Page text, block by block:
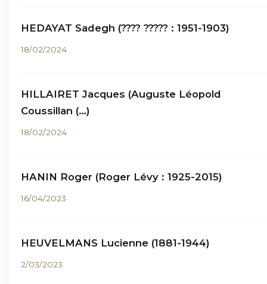
HEDAYAT Sadegh (???? ????? : 1951-1903)
18/02/2024
HILLAIRET Jacques (Auguste Léopold
Coussillan (…)
18/02/2024
HANIN Roger (Roger Lévy : 1925-2015)
16/04/2023
HEUVELMANS Lucienne (1881-1944)
2/03/2023